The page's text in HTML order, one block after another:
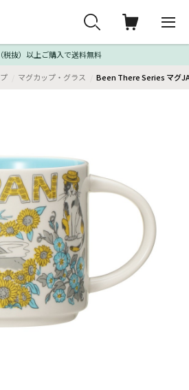
税抜）以上ご購入で送料無料
マグカップ・グラス Been There Series マグ